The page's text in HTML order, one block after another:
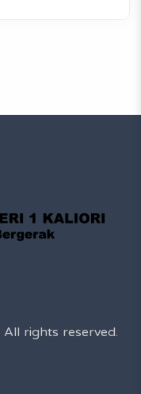
All rights reserved.